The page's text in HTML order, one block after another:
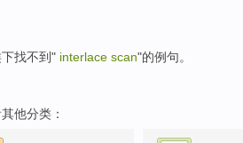
找不到" interlace scan"的例句。
他分类：